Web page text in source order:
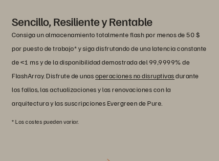
Sencillo, Resiliente y Rentable
Consiga un almacenamiento totalmente flash por menos de 50 $
por puesto de trabajo* y siga disfrutando de una latencia constante
de <1 ms y de la disponibilidad demostrada del 99,9999% de
FlashArray. Disfrute de unasoperaciones no disruptivasdurante
los fallos, las actualizaciones y las renovaciones con la
arquitectura y las suscripciones Evergreen de Pure.
* Los costes pueden variar.